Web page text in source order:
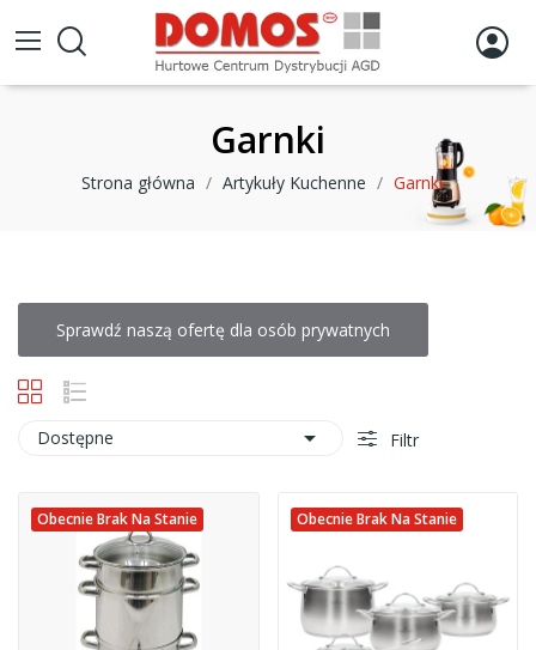
Garnki
Strona główna Artykuły Kuchenne Garnki
Sprawdź naszą ofertę dla osób prywatnych
Dostępne  Filtr
Obecnie Brak Na Stanie Obecnie Brak Na Stanie